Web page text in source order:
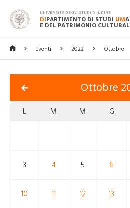
UNIVERSITÀ DEGLI STUDI DI UDINE
DIPARTIMENTO DI STUDI UM
E DEL PATRIMONIO
Eventi 2022 Ottobre
Ottobre
L M M G
3 4 5 6
10 11 12 13